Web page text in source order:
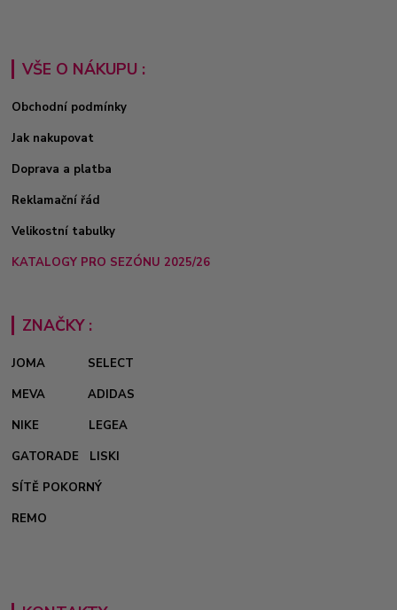
VŠE O NÁKUPU :
Obchodní podmínky
Jak nakupovat
Doprava a platba
Reklamační řád
Velikostní tabulky
KATALOGY PRO SEZÓNU 2025/26
ZNAČKY :
JOMA
SELECT
MEVA
ADIDAS
NIKE
LEGEA
GATORADE
LISKI
SÍTĚ POKORNÝ
REMO